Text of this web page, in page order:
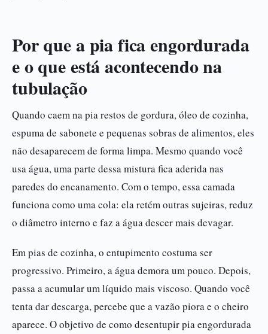
Por que a pia fica engordurada
e o que está acontecendo na
tubulação
Quando caem na pia restos de gordura, óleo de cozinha,
espuma de sabonete e pequenas sobras de alimentos, eles
não desaparecem de forma limpa. Mesmo quando você
usa água, uma parte dessa mistura fica aderida nas
paredes do encanamento. Com o tempo, essa camada
funciona como uma cola: ela retém outras sujeiras, reduz
o diâmetro interno e faz a água descer mais devagar.
Em pias de cozinha, o entupimento costuma ser
progressivo. Primeiro, a água demora um pouco. Depois,
passa a acumular um líquido mais viscoso. Quando você
tenta dar descarga, percebe que a vazão piora e o cheiro
aparece. O objetivo de como desentupir pia engordurada